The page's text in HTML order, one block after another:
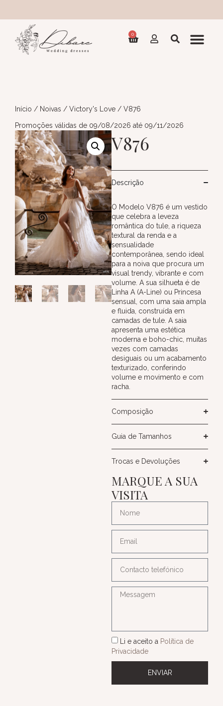
0
Início / Noivas / Victory's Love / V876
Promoções válidas de 09/08/2026 até 09/11/2026
V876
Descrição
O Modelo V876 é um vestido
que celebra a leveza
romântica do tule, a riqueza
textural da renda e a
sensualidade
contemporânea, sendo ideal
para a noiva que procura um
visual trendy, vibrante e com
volume. A sua silhueta é de
Linha A (A-Line) ou Princesa
sensual, com uma saia ampla
e fluida, construída em
camadas de tule. A saia
apresenta uma estética
moderna e boho-chic, muitas
vezes com camadas
desiguais ou um acabamento
texturizado, conferindo
volume e movimento e com
racha.
Composição
Guia de Tamanhos
Trocas e Devoluções
MARQUE A SUA
VISITA
Li e aceito a Política de
Privacidade
ENVIAR